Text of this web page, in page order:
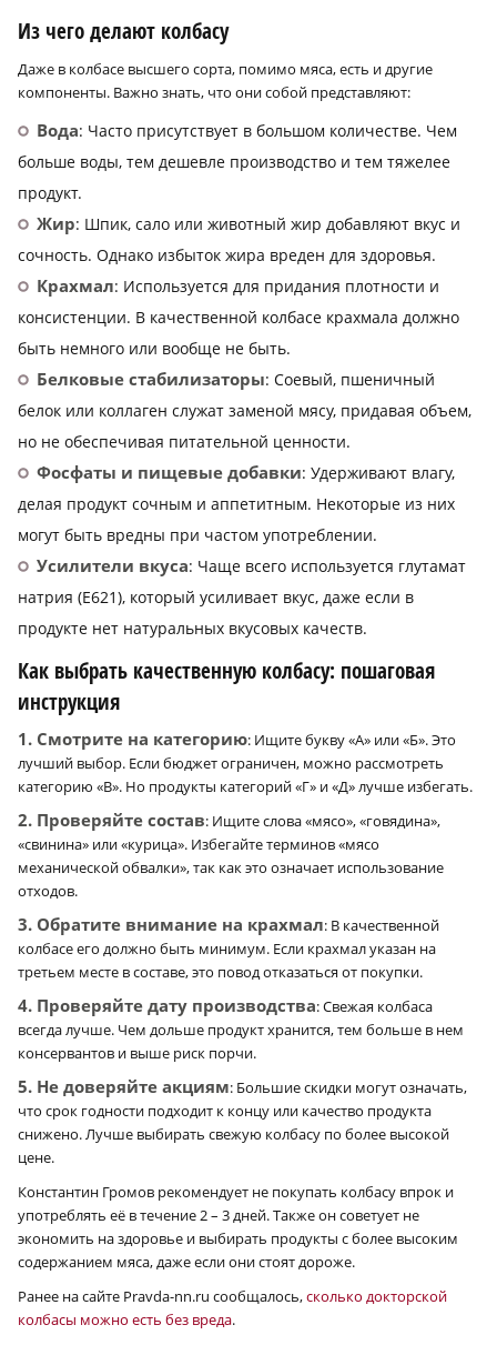
Из чего делают колбасу
Даже в колбасе высшего сорта, помимо мяса, есть и другие
компоненты. Важно знать, что они собой представляют:
Вода: Часто присутствует в большом количестве. Чем
больше воды, тем дешевле производство и тем тяжелее
продукт.
Жир: Шпик, сало или животный жир добавляют вкус и
сочность. Однако избыток жира вреден для здоровья.
Крахмал: Используется для придания плотности и
консистенции. В качественной колбасе крахмала должно
быть немного или вообще не быть.
Белковые стабилизаторы: Соевый, пшеничный
белок или коллаген служат заменой мясу, придавая объем,
но не обеспечивая питательной ценности.
Фосфаты и пищевые добавки: Удерживают влагу,
делая продукт сочным и аппетитным. Некоторые из них
могут быть вредны при частом употреблении.
Усилители вкуса: Чаще всего используется глутамат
натрия (Е621), который усиливает вкус, даже если в
продукте нет натуральных вкусовых качеств.
Как выбрать качественную колбасу: пошаговая
инструкция
1. Смотрите на категорию: Ищите букву «А» или «Б». Это
лучший выбор. Если бюджет ограничен, можно рассмотреть
категорию «В». Но продукты категорий «Г» и «Д» лучше избегать.
2. Проверяйте состав: Ищите слова «мясо», «говядина»,
«свинина» или «курица». Избегайте терминов «мясо
механической обвалки», так как это означает использование
отходов.
3. Обратите внимание на крахмал: В качественной
колбасе его должно быть минимум. Если крахмал указан на
третьем месте в составе, это повод отказаться от покупки.
4. Проверяйте дату производства: Свежая колбаса
всегда лучше. Чем дольше продукт хранится, тем больше в нем
консервантов и выше риск порчи.
5. Не доверяйте акциям: Большие скидки могут означать,
что срок годности подходит к концу или качество продукта
снижено. Лучше выбирать свежую колбасу по более высокой
цене.
Константин Громов рекомендует не покупать колбасу впрок и
употреблять её в течение 2 – 3 дней. Также он советует не
экономить на здоровье и выбирать продукты с более высоким
содержанием мяса, даже если они стоят дороже.
Ранее на сайте Pravda-nn.ru сообщалось,сколько докторской
колбасы можно есть без вреда.